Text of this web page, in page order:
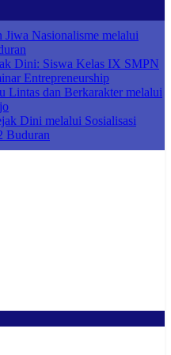
Nasionalisme melalui
Dini: Siswa Kelas IX SMPN
Entrepreneurship
Lintas dan Berkarakter melalui
Dini melalui Sosialisasi
Buduran